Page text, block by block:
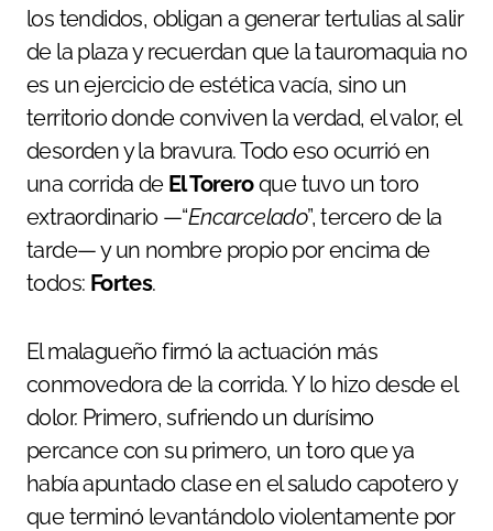
los tendidos, obligan a generar tertulias al salir
de la plaza y recuerdan que la tauromaquia no
es un ejercicio de estética vacía, sino un
territorio donde conviven la verdad, el valor, el
desorden y la bravura. Todo eso ocurrió en
una corrida de El Toreroque tuvo un toro
extraordinario —“Encarcelado”, tercero de la
tarde— y un nombre propio por encima de
todos: Fortes.
El malagueño firmó la actuación más
conmovedora de la corrida. Y lo hizo desde el
dolor. Primero, sufriendo un durísimo
percance con su primero, un toro que ya
había apuntado clase en el saludo capotero y
que terminó levantándolo violentamente por